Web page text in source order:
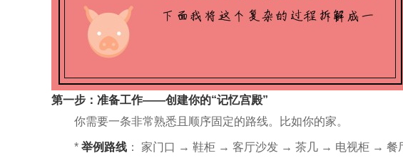
第一步：准备工作——创建你的“记忆宫殿”
你需要一条非常熟悉且顺序固定的路线。比如你的家。
* 举例路线 ： 家门口 → 鞋柜 → 客厅沙发 → 茶几 → 电视柜 →